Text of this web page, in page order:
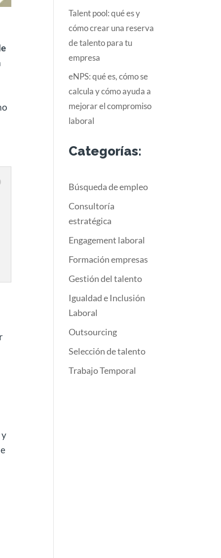
y
Talent pool: qué es y
cómo crear una reserva
de talento para tu
empresa
eNPS: qué es, cómo se
calcula y cómo ayuda a
mejorar el compromiso
laboral
Categorías:
Búsqueda de empleo
Consultoría
estratégica
Engagement laboral
Formación empresas
Gestión del talento
Igualdad e Inclusión
Laboral
Outsourcing
Selección de talento
Trabajo Temporal